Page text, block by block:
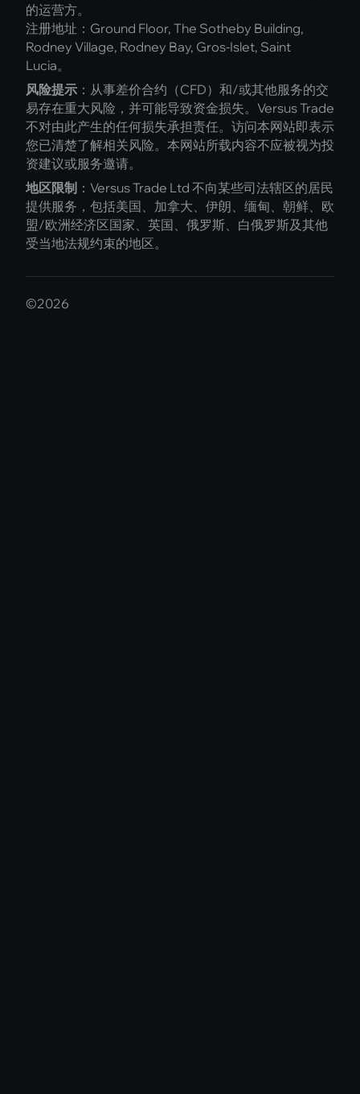
的运营方。
注册地址：Ground Floor, The Sotheby Building,
Rodney Village, Rodney Bay, Gros-Islet, Saint
Lucia。
风险提示 ：从事差价合约（CFD）和/或其他服务的交
易存在重大风险，并可能导致资金损失。Versus Trade
不对由此产生的任何损失承担责任。访问本网站即表示
您已清楚了解相关风险。本网站所载内容不应被视为投
资建议或服务邀请。
地区限制 ：Versus Trade Ltd 不向某些司法辖区的居民
提供服务，包括美国、加拿大、伊朗、缅甸、朝鲜、欧
盟/欧洲经济区国家、英国、俄罗斯、白俄罗斯及其他
受当地法规约束的地区。
©2026